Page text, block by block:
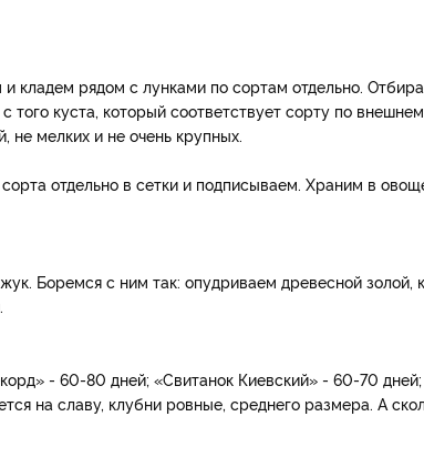
кладем рядом с лунками по сортам отдельно.
куста, который соответствует сорту по
не мелких и не очень крупных.
отдельно в сетки и подписываем. Храним в
Боремся с ним так: опудриваем древесной золой,
- 60-80 дней; «Свитанок Киевский» - 60-70
на славу, клубни ровные, среднего размера. А